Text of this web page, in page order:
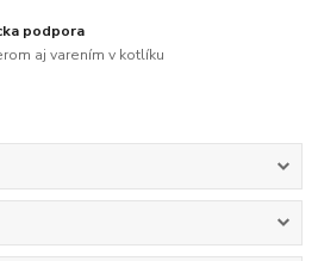
podpora
aj varením v kotlíku